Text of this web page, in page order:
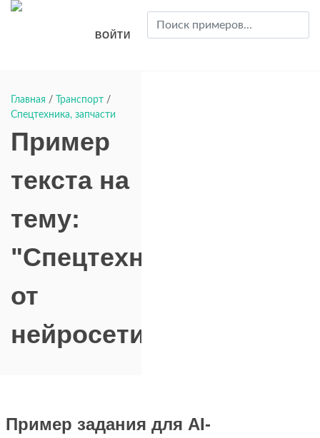
ВОЙТИ
Главная / Транспорт /
Спецтехника, запчасти
Пример
текста на
тему:
"Спецтехника"
от
нейросети
Пример задания для AI-